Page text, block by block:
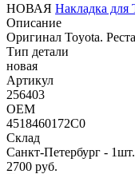
НОВАЯ Накладка для
Описание
Оригинал Toyota.
Тип детали
новая
Артикул
256403
OEM
4518460172C0
Склад
Санкт-Петербург - 1шт.
2700 руб.